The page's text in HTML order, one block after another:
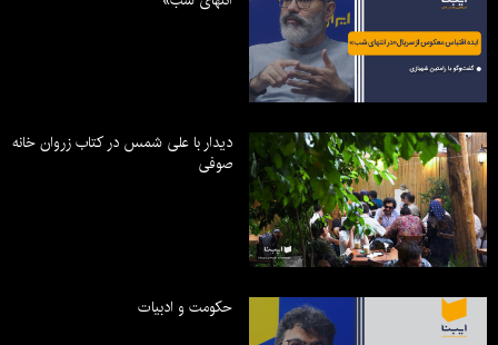
دیدار با علی شمس در کتاب زروان خانه
صوفی
حکومت و ادبیات